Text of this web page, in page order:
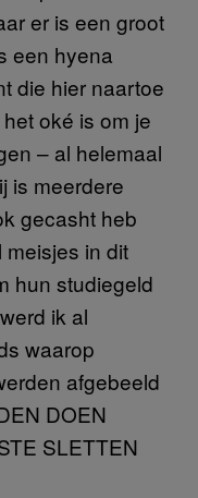
er is een groot
een hyena
die hier naartoe
oké is om je
– al helemaal
is meerdere
gecasht heb
meisjes in dit
hun studiegeld
ik al
waarop
afgebeeld
DOEN
SLETTEN